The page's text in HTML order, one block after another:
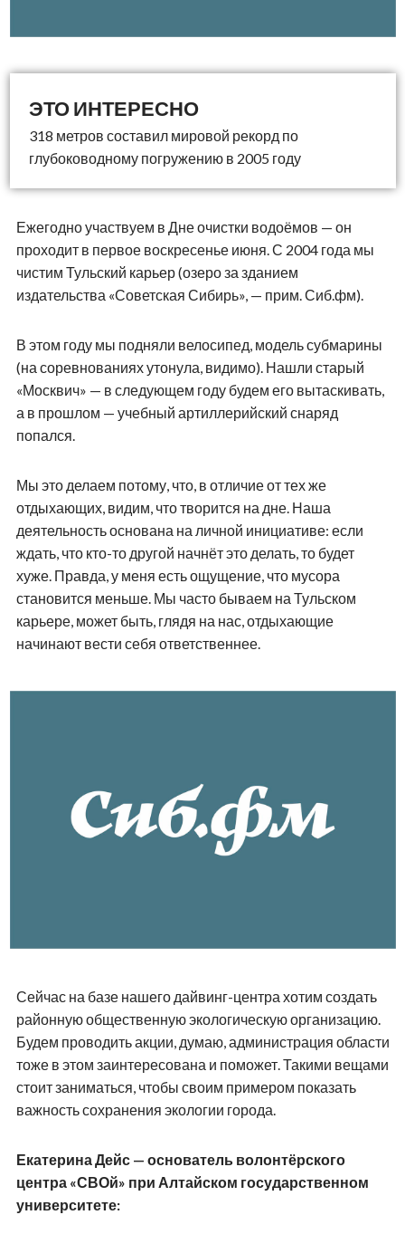
318 метров составил мировой рекорд по
глубоководному погружению в 2005 году
Ежегодно участвуем в Дне очистки водоёмов — он
проходит в первое воскресенье июня. С 2004 года мы
чистим Тульский карьер (озеро за зданием
издательства «Советская Сибирь», — прим. Сиб.фм).
В этом году мы подняли велосипед, модель субмарины
(на соревнованиях утонула, видимо). Нашли старый
«Москвич» — в следующем году будем его вытаскивать,
а в прошлом — учебный артиллерийский снаряд
попался.
Мы это делаем потому, что, в отличие от тех же
отдыхающих, видим, что творится на дне. Наша
деятельность основана на личной инициативе: если
ждать, что кто-то другой начнёт это делать, то будет
хуже. Правда, у меня есть ощущение, что мусора
становится меньше. Мы часто бываем на Тульском
карьере, может быть, глядя на нас, отдыхающие
начинают вести себя ответственнее.
Сейчас на базе нашего дайвинг-центра хотим создать
районную общественную экологическую организацию.
Будем проводить акции, думаю, администрация области
тоже в этом заинтересована и поможет. Такими вещами
стоит заниматься, чтобы своим примером показать
важность сохранения экологии города.
Екатерина Дейс — основатель волонтёрского
центра «СВОй» при Алтайском государственном
университете: